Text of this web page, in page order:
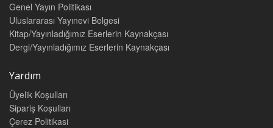
Genel Yayın Politikası
Uluslararası Yayınevi Belgesi
Kitap/Yayınladığımız Eserlerin Kaynakçası
Dergi/Yayınladığımız Eserlerin Kaynakçası
Yardım
Üyelik Koşulları
Sipariş Koşulları
Çerez Politikasi